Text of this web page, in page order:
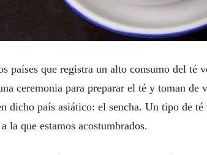
países que registra un alto consumo del té
ceremonia para preparar el té y toman de
dicho país asiático: el sencha. Un tipo de té
la que estamos acostumbrados.